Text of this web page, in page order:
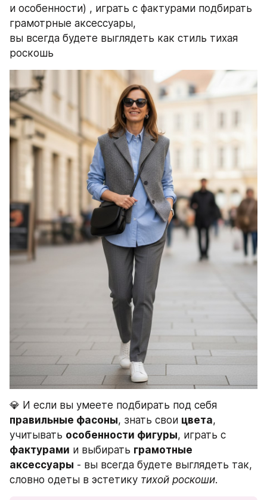
и особенности) , играть с фактурами подбирать
грамотрные аксессуары,
вы всегда будете выглядеть как стиль тихая
роскошь
правильные фасоны, знать свои цвета,
учитывать особенности фигуры
фактурами и выбирать грамотные
аксессуары - вы всегда будете выглядеть так,
словно одеты в эстетику тихой роскоши.